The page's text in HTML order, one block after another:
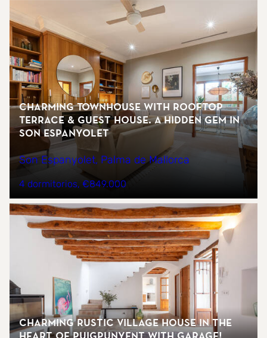
Charming Townhouse with Rooftop
Terrace & Guest House. A Hidden Gem in
Son Espanyolet
Son Espanyolet, Palma de Mallorca
4 dormitorios €849.000
Charming Rustic Village House in the